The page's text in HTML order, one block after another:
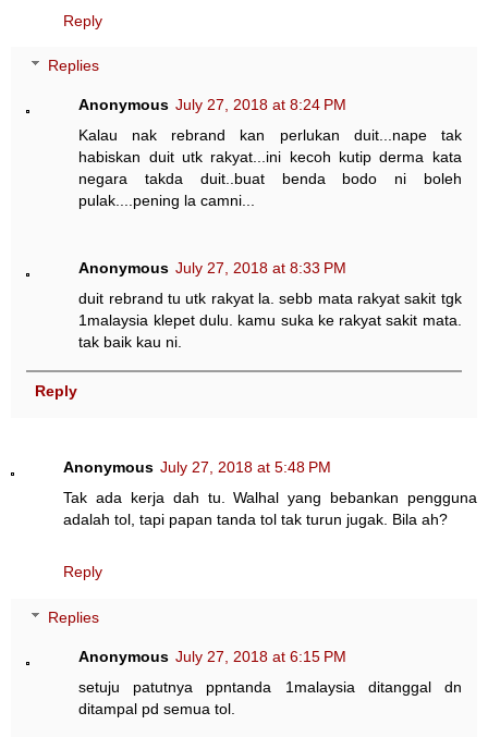
Reply
Replies
Anonymous July 27, 2018 at 8:24 PM
Kalau nak rebrand kan perlukan duit...nape tak
habiskan duit utk rakyat...ini kecoh kutip derma kata
negara takda duit..buat benda bodo ni boleh
pulak....pening la camni...
Anonymous July 27, 2018 at 8:33 PM
duit rebrand tu utk rakyat la. sebb mata rakyat sakit tgk
1malaysia klepet dulu. kamu suka ke rakyat sakit mata.
tak baik kau ni.
Reply
Anonymous July 27, 2018 at 5:48 PM
Tak ada kerja dah tu. Walhal yang bebankan pengguna
adalah tol, tapi papan tanda tol tak turun jugak. Bila ah?
Reply
Replies
Anonymous July 27, 2018 at 6:15 PM
setuju patutnya ppntanda 1malaysia ditanggal dn
ditampal pd semua tol.